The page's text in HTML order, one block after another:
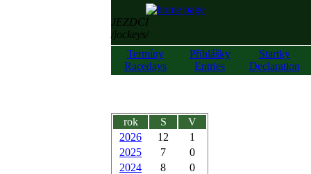
JEZDCI
/jockeys/
Termíny
Racedays
Přihlášky
Entries
Startky
Declaration
rok S
V
2026
12
1
2025
7
0
2024
8
0